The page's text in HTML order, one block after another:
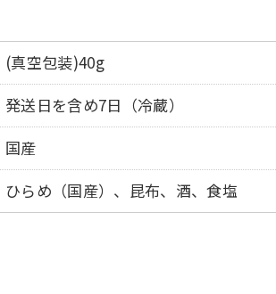
(真空包装)40g
発送日を含め7日（冷蔵）
国産
ひらめ（国産）、昆布、酒、食塩